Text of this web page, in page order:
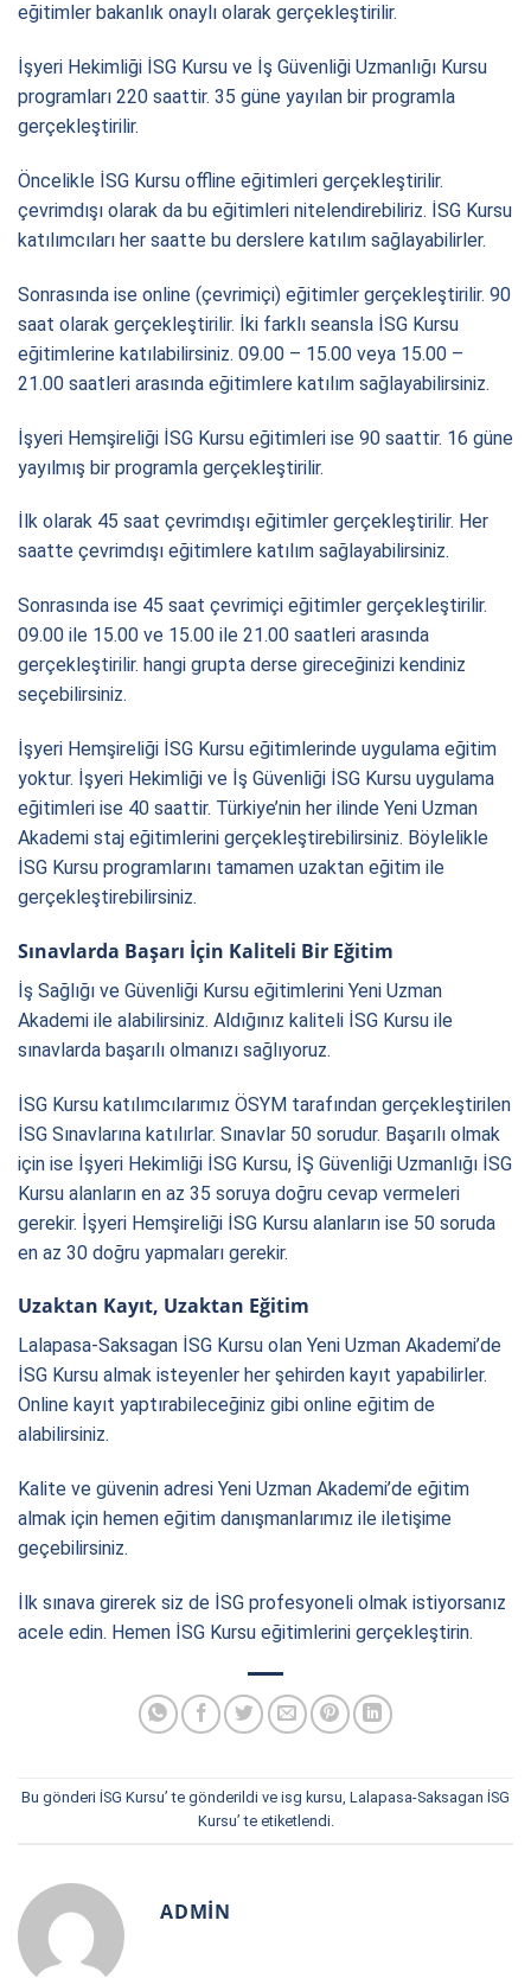
eğitimler bakanlık onaylı olarak gerçekleştirilir.
İşyeri Hekimliği İSG Kursu ve İş Güvenliği Uzmanlığı Kursu
programları 220 saattir. 35 güne yayılan bir programla
gerçekleştirilir.
Öncelikle İSG Kursu offline eğitimleri gerçekleştirilir.
çevrimdışı olarak da bu eğitimleri nitelendirebiliriz. İSG Kursu
katılımcıları her saatte bu derslere katılım sağlayabilirler.
Sonrasında ise online (çevrimiçi) eğitimler gerçekleştirilir. 90
saat olarak gerçekleştirilir. İki farklı seansla İSG Kursu
eğitimlerine katılabilirsiniz. 09.00 – 15.00 veya 15.00 –
21.00 saatleri arasında eğitimlere katılım sağlayabilirsiniz.
İşyeri Hemşireliği İSG Kursu eğitimleri ise 90 saattir. 16 güne
yayılmış bir programla gerçekleştirilir.
İlk olarak 45 saat çevrimdışı eğitimler gerçekleştirilir. Her
saatte çevrimdışı eğitimlere katılım sağlayabilirsiniz.
Sonrasında ise 45 saat çevrimiçi eğitimler gerçekleştirilir.
09.00 ile 15.00 ve 15.00 ile 21.00 saatleri arasında
gerçekleştirilir. hangi grupta derse gireceğinizi kendiniz
seçebilirsiniz.
İşyeri Hemşireliği İSG Kursu eğitimlerinde uygulama eğitim
yoktur. İşyeri Hekimliği ve İş Güvenliği İSG Kursu uygulama
eğitimleri ise 40 saattir. Türkiye’nin her ilinde Yeni Uzman
Akademi staj eğitimlerini gerçekleştirebilirsiniz. Böylelikle
İSG Kursu programlarını tamamen uzaktan eğitim ile
gerçekleştirebilirsiniz.
Sınavlarda Başarı İçin Kaliteli Bir Eğitim
İş Sağlığı ve Güvenliği Kursu eğitimlerini Yeni Uzman
Akademi ile alabilirsiniz. Aldığınız kaliteli İSG Kursu ile
sınavlarda başarılı olmanızı sağlıyoruz.
İSG Kursu katılımcılarımız ÖSYM tarafından gerçekleştirilen
İSG Sınavlarına katılırlar. Sınavlar 50 sorudur. Başarılı olmak
için ise İşyeri Hekimliği İSG Kursu, İŞ Güvenliği Uzmanlığı İSG
Kursu alanların en az 35 soruya doğru cevap vermeleri
gerekir. İşyeri Hemşireliği İSG Kursu alanların ise 50 soruda
en az 30 doğru yapmaları gerekir.
Uzaktan Kayıt, Uzaktan Eğitim
Lalapasa-Saksagan İSG Kursu olan Yeni Uzman Akademi’de
İSG Kursu almak isteyenler her şehirden kayıt yapabilirler.
Online kayıt yaptırabileceğiniz gibi online eğitim de
alabilirsiniz.
Kalite ve güvenin adresi Yeni Uzman Akademi’de eğitim
almak için hemen eğitim danışmanlarımız ile iletişime
geçebilirsiniz.
İlk sınava girerek siz de İSG profesyoneli olmak istiyorsanız
acele edin. Hemen İSG Kursu eğitimlerini gerçekleştirin.
Bu gönderi İSG Kursu’ te gönderildi ve isg kursu, Lalapasa-Saksagan İSG
Kursu’ te etiketlendi.
ADMIN